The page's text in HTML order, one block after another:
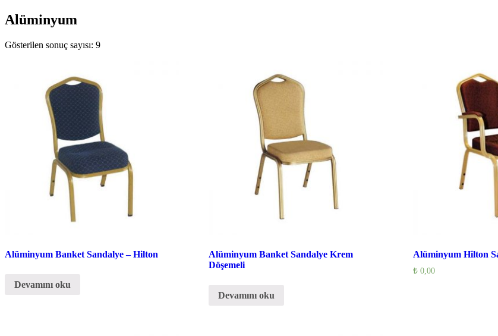
Alüminyum
Gösterilen sonuç sayısı: 9
Alüminyum Banket Sandalye – Hilton
Devamını oku
Alüminyum Banket Sandalye Krem
Döşemeli
Devamını oku
Alüminyum Hilton
₺0,00